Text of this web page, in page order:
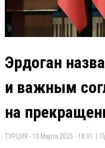
Эрдоган
и важным
на
ТУРЦИЯ - 13 Марта 2025 - 18:01 |